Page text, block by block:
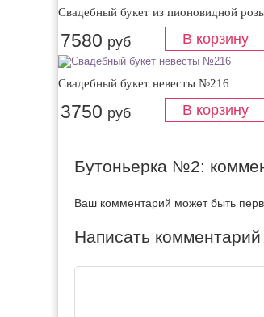
Свадебный букет из пионовидной
7580 руб
Свадебный букет невесты №216
3750 руб
Бутоньерка №2:
Ваш комментарий может быть
Написать комментарий